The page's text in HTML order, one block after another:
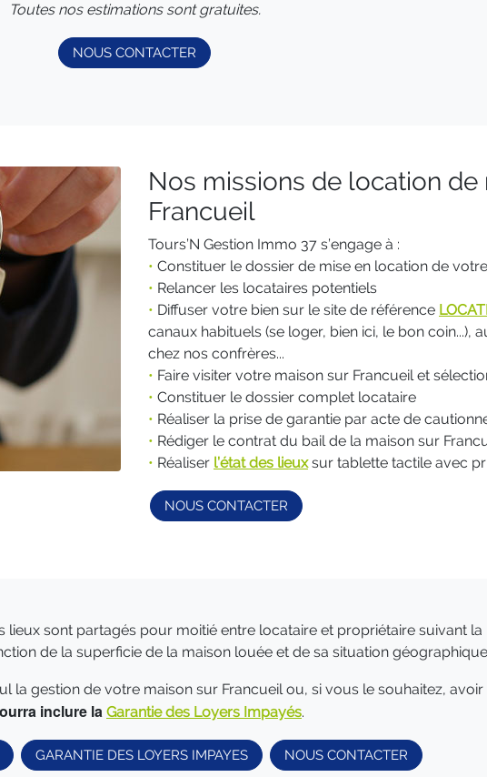
Toutes nos estimations sont gratuites.
NOUS CONTACTER
Nos missions de location de
Francueil
Tours’N Gestion Immo 37 s’engage à :
• Constituer le dossier de mise en location de
• Relancer les locataires potentiels
• Diffuser votre bien sur le site de référence
canaux habituels (se loger, bien ici, le bon coin...),
chez nos confrères...
• Faire visiter votre maison sur Francueil et
• Constituer le dossier complet locataire
• Réaliser la prise de garantie par acte de
• Rédiger le contrat du bail de la maison sur
• Réaliser l’état des lieuxsur tablette tactile avec
NOUS CONTACTER
sont partagés pour moitié entre locataire et propriétaire suivant la
de la superficie de la maison louée et de sa situation
la gestion de votre maison sur Francueil ou, si vous le souhaitez, avoir
inclure la Garantie des Loyers Impayés.
GARANTIE DES LOYERS IMPAYES NOUS CONTACTER